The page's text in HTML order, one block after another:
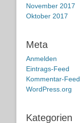
November 2017
Oktober 2017
Meta
Anmelden
Eintrags-Feed
Kommentar-Feed
WordPress.org
Kategorien